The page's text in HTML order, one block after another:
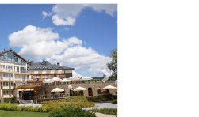
Next